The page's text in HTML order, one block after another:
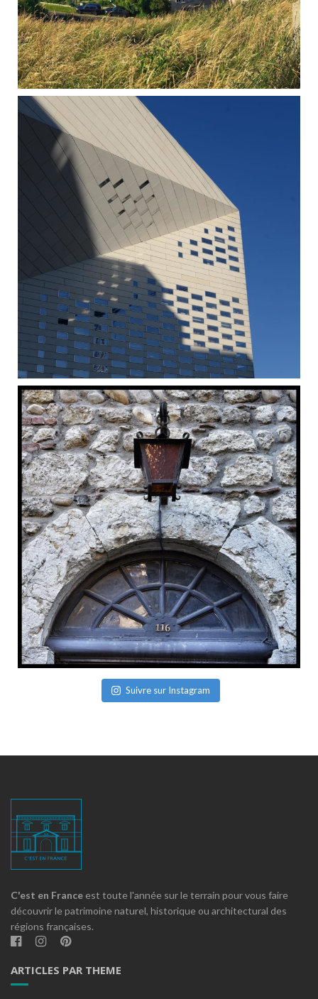
Suivre sur Instagram
C'est en France est toute l'année sur le terrain pour vous faire
découvrir le patrimoine naturel, historique ou architectural des
régions françaises.
ARTICLES PAR THEME